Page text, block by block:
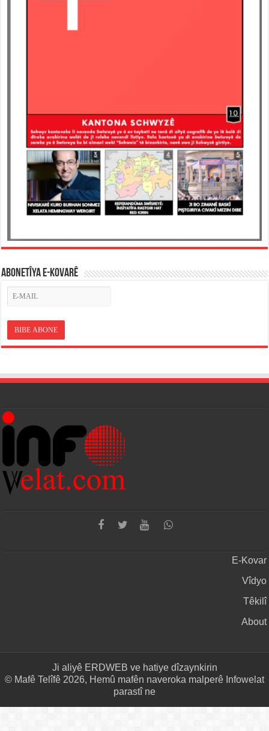
ABONETÎYA E-KOVARÊ
E-Kovar
Vîdyo
Têkilî
About
Ji aliyê ERDWEB ve hatiye dîzaynkirin
© Mafê Telîfê 2026, Hemû mafên naveroka malperê Infowelat
parastî ne